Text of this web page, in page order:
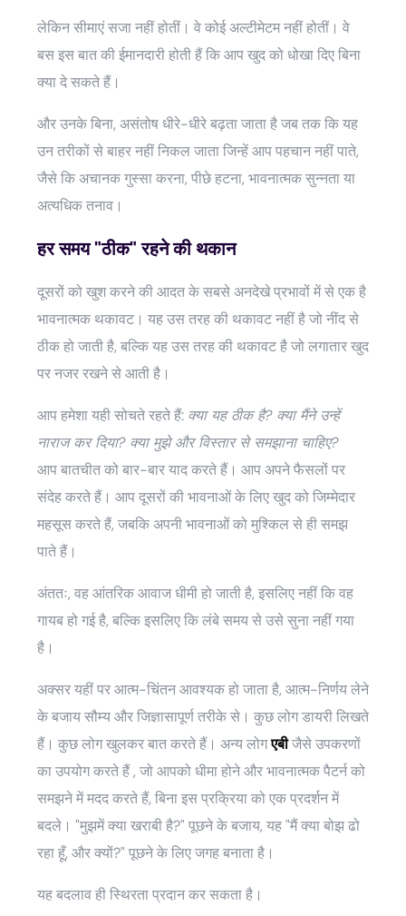
लेकिन सीमाएं सजा नहीं होतीं। वे कोई अल्टीमेटम नहीं होतीं। वे
बस इस बात की ईमानदारी होती हैं कि आप खुद को धोखा दिए बिना
क्या दे सकते हैं।
और उनके बिना, असंतोष धीरे-धीरे बढ़ता जाता है जब तक कि यह
उन तरीकों से बाहर नहीं निकल जाता जिन्हें आप पहचान नहीं पाते,
जैसे कि अचानक गुस्सा करना, पीछे हटना, भावनात्मक सुन्नता या
अत्यधिक तनाव।
हर समय "ठीक" रहने की थकान
दूसरों को खुश करने की आदत के सबसे अनदेखे प्रभावों में से एक है
भावनात्मक थकावट। यह उस तरह की थकावट नहीं है जो नींद से
ठीक हो जाती है, बल्कि यह उस तरह की थकावट है जो लगातार खुद
पर नजर रखने से आती है।
आप हमेशा यही सोचते रहते हैं: क्या यह ठीक है? क्या मैंने उन्हें
नाराज कर दिया? क्या मुझे और विस्तार से समझाना चाहिए?
आप बातचीत को बार-बार याद करते हैं। आप अपने फैसलों पर
संदेह करते हैं। आप दूसरों की भावनाओं के लिए खुद को जिम्मेदार
महसूस करते हैं, जबकि अपनी भावनाओं को मुश्किल से ही समझ
पाते हैं।
अंततः, वह आंतरिक आवाज धीमी हो जाती है, इसलिए नहीं कि वह
गायब हो गई है, बल्कि इसलिए कि लंबे समय से उसे सुना नहीं गया
है।
अक्सर यहीं पर आत्म-चिंतन आवश्यक हो जाता है, आत्म-निर्णय लेने
के बजाय सौम्य और जिज्ञासापूर्ण तरीके से। कुछ लोग डायरी लिखते
हैं। कुछ लोग खुलकर बात करते हैं। अन्य लोगएबीजैसे उपकरणों
का उपयोग करते हैं, जो आपको धीमा होने और भावनात्मक पैटर्न को
समझने में मदद करते हैं, बिना इस प्रक्रिया को एक प्रदर्शन में
बदले। "मुझमें क्या खराबी है?" पूछने के बजाय, यह "मैं क्या बोझ ढो
रहा हूँ, और क्यों?" पूछने के लिए जगह बनाता है।
यह बदलाव ही स्थिरता प्रदान कर सकता है।